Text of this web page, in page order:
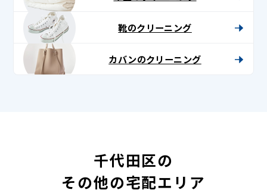
靴のクリーニング
カバンのクリーニング
千代田区の
その他の宅配エリア